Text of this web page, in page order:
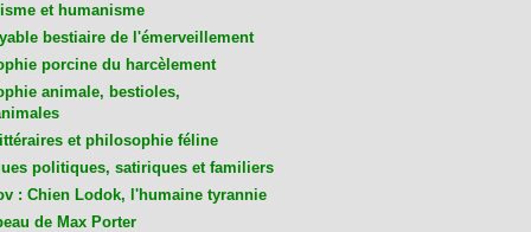
et humanisme
bestiaire de l'émerveillement
porcine du harcèlement
animale, bestioles,
et philosophie féline
politiques, satiriques et familiers
: Chien Lodok, l'humaine tyrannie
de Max Porter